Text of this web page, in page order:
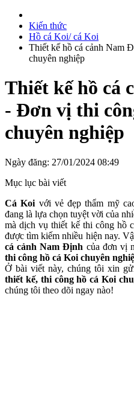
Kiến thức
Hồ cá Koi/ cá Koi
Thiết kế hồ cá cảnh Nam
chuyên nghiệp
Thiết kế hồ cá
- Đơn vị thi
chuyên nghiệp
Ngày đăng: 27/01/2024 08:49
Mục lục bài viết
Cá Koi với vẻ đẹp thẩm mỹ
đang là lựa chọn tuyệt vời của
mà dịch vụ thiết kế thi công hồ
được tìm kiếm nhiều hiện nay.
cá cảnh Nam Định của đơn vị
thi công hồ cá Koi chuyên
Ở bài viết này, chúng tôi xin
thiết kế, thi công hồ cá Koi
chúng tôi theo dõi ngay nào!